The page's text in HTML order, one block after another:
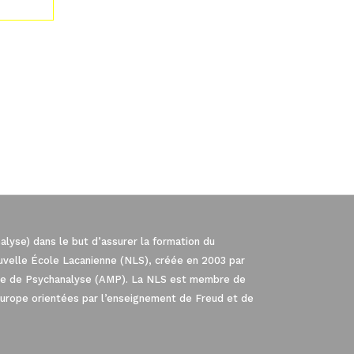
dans le but d’assurer la formation du
École Lacanienne (NLS), créée en 2003 par
de Psychanalyse (AMP). La NLS est membre de
orientées par l’enseignement de Freud et de